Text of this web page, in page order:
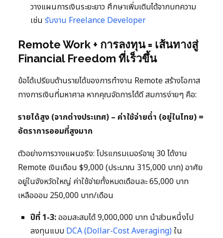
วางแผนการเงินระยะยาว ศึกษาเพิ่มเติมได้จากบทความ
เช่น รับงาน Freelance Developer
Remote Work + การลงทุน = เส้นทางสู่
Financial Freedom ที่เร็วขึ้น
ข้อได้เปรียบด้านรายได้ของการทำงาน Remote สร้างโอกาส
ทางการเงินที่มหาศาล หากคุณจัดการได้ดี สมการง่ายๆ คือ:
รายได้สูง (จากต่างประเทศ) – ค่าใช้จ่ายต่ำ (อยู่ในไทย) =
อัตราการออมที่สูงมาก
ตัวอย่างการวางแผนจริง: โปรแกรมเมอร์อายุ 30 ได้งาน
Remote เงินเดือน $9,000 (ประมาณ 315,000 บาท) อาศัย
อยู่ในจังหวัดใหญ่ ค่าใช้จ่ายทั้งหมดเดือนละ 65,000 บาท
เหลือออม 250,000 บาท/เดือน
ปีที่ 1-3:ออมสะสมได้ 9,000,000 บาท นำส่วนหนึ่งไป
ลงทุนแบบ DCA (Dollar-Cost Averaging)ใน